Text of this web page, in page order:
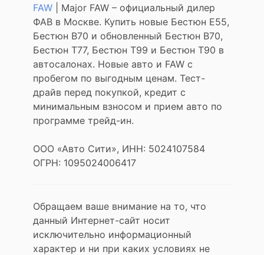
FAW | Major FAW – официальный дилер
ФАВ в Москве. Купить новые Бестюн Е55,
Бестюн В70 и обновленный Бестюн В70,
Бестюн Т77, Бестюн Т99 и Бестюн Т90 в
автосалонах. Новые авто и FAW с
пробегом по выгодным ценам. Тест-
драйв перед покупкой, кредит с
минимальным взносом и прием авто по
программе трейд-ин.
ООО «Авто Сити», ИНН: 5024107584
ОГРН: 1095024006417
Обращаем ваше внимание на то, что
данный Интернет-сайт носит
исключительно информационный
характер и ни при каких условиях не